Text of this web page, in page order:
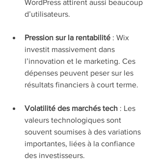
WordPress attirent aussi beaucoup
d’utilisateurs.
Pression sur la rentabilité : Wix
investit massivement dans
l’innovation et le marketing. Ces
dépenses peuvent peser sur les
résultats financiers à court terme.
Volatilité des marchés tech : Les
valeurs technologiques sont
souvent soumises à des variations
importantes, liées à la confiance
des investisseurs.